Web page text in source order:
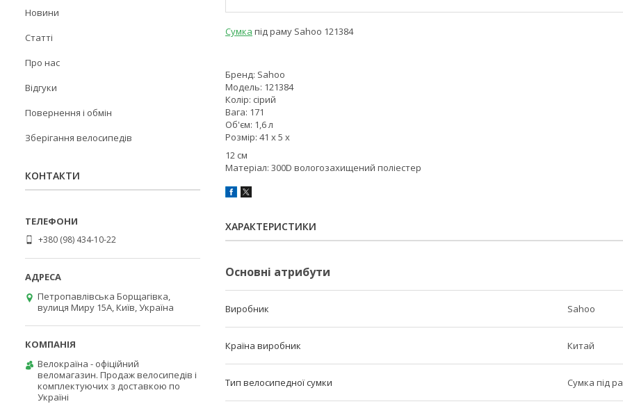
Сумка під раму Sahoo 121384
Бренд: Sahoo
Модель: 121384
Колір: сірий
Вага: 171
Об'єм: 1,6 л
Розмір: 41 х 5 х
12 см
Матеріал: 300D вологозахищений поліестер
ХАРАКТЕРИСТИКИ
Основні атрибути
Виробник Sahoo
Країна виробник Китай
Тип велосипедної сумки Сумка під
Новини
Статті
Про нас
Відгуки
Повернення і обмін
Зберігання велосипедів
КОНТАКТИ
+380 (98) 434-10-22
Петропавлівська Борщагівка,
вулиця Миру 15А, Київ, Україна
Велокраїна - офіційний
веломагазин. Продаж велосипедів і
комплектуючих з доставкою по
Україні